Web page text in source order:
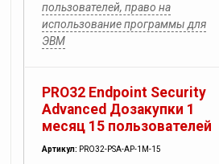
пользователей, право на
использование программы для
ЭВМ
PRO32 Endpoint Security
Advanced Дозакупки 1
месяц 15 пользователей
Артикул: PRO32-PSA-AP-1M-15